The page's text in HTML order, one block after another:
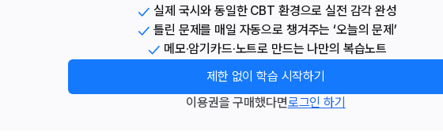
실제 국시와 동일한 CBT 환경으로 실전 감각 완성
틀린 문제를 매일 자동으로 챙겨주는 ‘오늘의 문제’
메모·암기카드·노트로 만드는 나만의 복습노트
제한 없이 학습 시작하기
이용권을 구매했다면로그인 하기